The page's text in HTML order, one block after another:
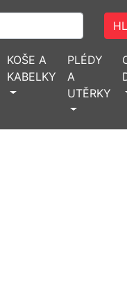
KOŠE A
KABELKY
PLÉDY
A
UTĚRKY